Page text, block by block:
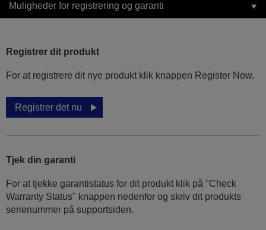
Muligheder for registrering og garanti
Registrer dit produkt
For at registrere dit nye produkt klik knappen Register Now.
Registrer det nu
Tjek din garanti
For at tjekke garantistatus for dit produkt klik på "Check
Warranty Status" knappen nedenfor og skriv dit produkts
serienummer på supportsiden.